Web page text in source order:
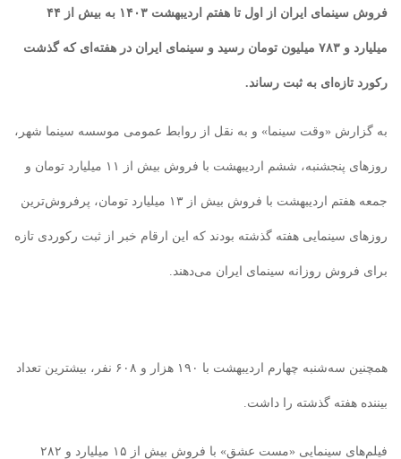
فروش سینمای ایران از اول تا هفتم اردیبهشت ۱۴۰۳ به بیش از ۴۴
میلیارد و ۷۸۳ میلیون تومان رسید و سینمای ایران در هفته‌ای که گذشت
رکورد تازه‌ای به ثبت رساند.
به گزارش «وقت سینما» و به نقل از روابط عمومی موسسه سینما شهر،
روزهای پنجشنبه، ششم اردیبهشت با فروش بیش از ۱۱ میلیارد تومان و
جمعه هفتم اردیبهشت با فروش بیش از ۱۳ میلیارد تومان، پرفروش‌ترین
روزهای سینمایی هفته گذشته بودند که این ارقام خبر از ثبت رکوردی تازه
برای فروش روزانه سینمای ایران می‌دهند.
همچنین سه‌شنبه چهارم اردیبهشت با ۱۹۰ هزار و ۶۰۸ نفر، بیشترین تعداد
بیننده هفته گذشته را داشت.
فیلم‌های سینمایی «مست عشق» با فروش بیش از ۱۵ میلیارد و ۲۸۲